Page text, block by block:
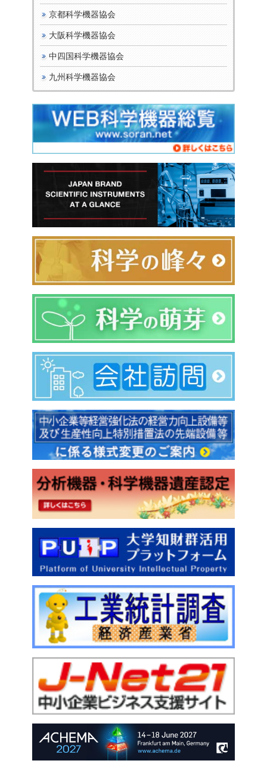
京都科学機器協会
大阪科学機器協会
中四国科学機器協会
九州科学機器協会